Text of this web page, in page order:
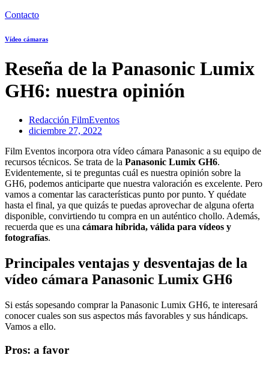
Contacto
Vídeo cámaras
Reseña de la Panasonic Lumix
GH6: nuestra opinión
Redacción FilmEventos
diciembre 27, 2022
Film Eventos incorpora otra vídeo cámara Panasonic a su equipo de
recursos técnicos. Se trata de la Panasonic Lumix GH6.
Evidentemente, si te preguntas cuál es nuestra opinión sobre la
GH6, podemos anticiparte que nuestra valoración es excelente. Pero
vamos a comentar las características punto por punto. Y quédate
hasta el final, ya que quizás te puedas aprovechar de alguna oferta
disponible, convirtiendo tu compra en un auténtico chollo. Además,
recuerda que es una cámara híbrida, válida para vídeos y
fotografías.
Principales ventajas y desventajas de la
vídeo cámara Panasonic Lumix GH6
Si estás sopesando comprar la Panasonic Lumix GH6, te interesará
conocer cuales son sus aspectos más favorables y sus hándicaps.
Vamos a ello.
Pros: a favor